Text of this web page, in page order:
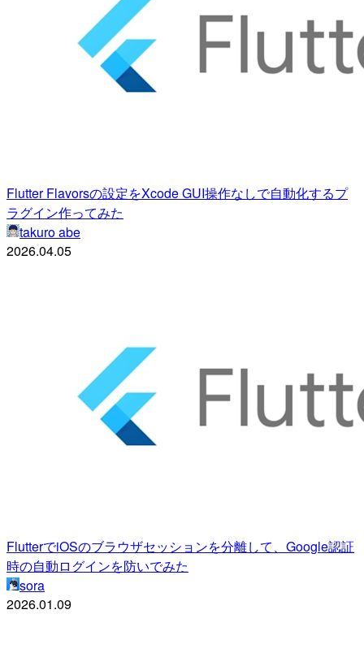
Flutter Flavorsの設定をXcode GUI操作なしで自動化するプ
ラグイン作ってみた
takuro abe
2026.04.05
FlutterでiOSのブラウザセッションを分離して、Google認証
時の自動ログインを防いでみた
sora
2026.01.09